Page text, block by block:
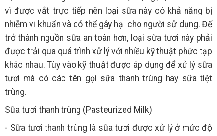
vì được vắt trực tiếp nên loại sữa này có khả năng bị
nhiễm vi khuẩn và có thể gây hại cho người sử dụng. Để
trở thành nguồn sữa an toàn hơn, loại sữa tươi này phải
được trải qua quá trình xử lý với nhiều kỹ thuật phức tạp
khác nhau. Tùy vào kỹ thuật được áp dụng để xử lý sữa
tươi mà có các tên gọi sữa thanh trùng hay sữa tiệt
trùng.
Sữa tươi thanh trùng (Pasteurized Milk)
- Sữa tươi thanh trùng là sữa tươi được xử lý ở mức độ